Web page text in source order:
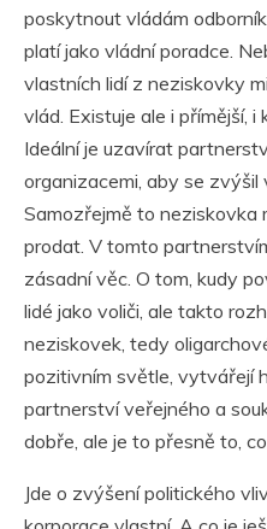
poskytnout vládám
platí jako vládní poradce.
vlastních lidí z neziskovky
vlád. Existuje ale i přímější,
Ideální je uzavírat
organizacemi, aby se zvýšil
Samozřejmě to neziskovka
prodat. V tomto
zásadní věc. O tom, kudy
lidé jako voliči, ale takto
neziskovek, tedy
pozitivním světle, vytvářejí
partnerství veřejného a
dobře, ale je to přesně to,
Jde o zvýšení politického